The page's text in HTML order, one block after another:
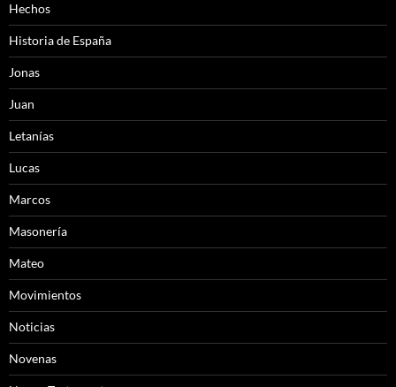
Hechos
Historia de España
Jonas
Juan
Letanías
Lucas
Marcos
Masonería
Mateo
Movimientos
Noticias
Novenas